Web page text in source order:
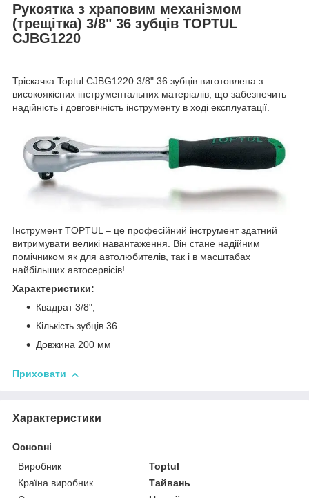
Рукоятка з храповим механізмом
(трещітка) 3/8" 36 зубців TOPTUL
CJBG1220
Тріскачка Toptul CJBG1220 3/8" 36 зубців виготовлена з
високоякісних інструментальних матеріалів, що забезпечить
надійність і довговічність інструменту в ході експлуатації.
Інструмент TOPTUL – це професійний інструмент здатний
витримувати великі навантаження. Він стане надійним
помічником як для автолюбителів, так і в масштабах
найбільших автосервісів!
Характеристики:
Квадрат 3/8";
Кількість зубців 36
Довжина 200 мм
Приховати
Характеристики
Основні
Виробник
Toptul
Країна виробник
Тайвань